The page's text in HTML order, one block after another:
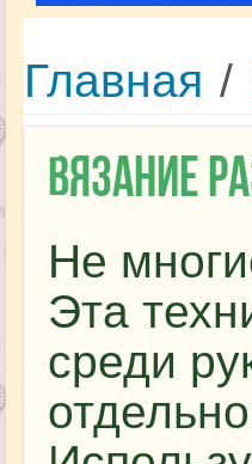
Главная /
Вязание
Не
Эта
среди